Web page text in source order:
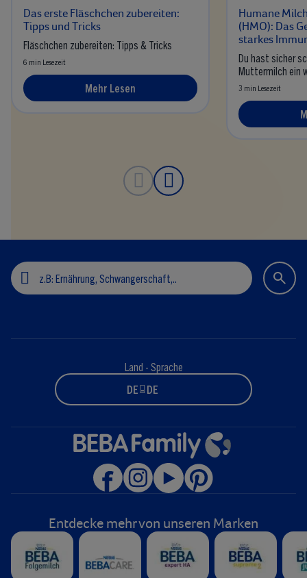
Das erste Fläschchen zubereiten:
Tipps und Tricks
Fläschchen zubereiten: Tipps & Tricks
6 min Lesezeit
Mehr Lesen
Humane
(HMO): Das
starkes
Du hast sicher
Muttermilch ein
3 min Lesezeit
Land - Sprache
DE - DE
Entdecke mehr von unseren Marken